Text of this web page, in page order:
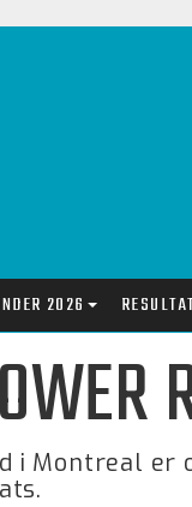
2026
i Montreal